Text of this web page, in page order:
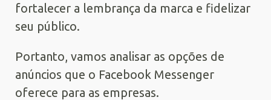
fortalecer a lembrança da marca e fidelizar
seu público.
Portanto, vamos analisar as opções de
anúncios que o Facebook Messenger
oferece para as empresas.